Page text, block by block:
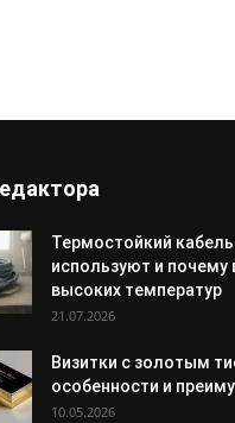
Термостойкий
используют и
высоких температур
21.07.2026
Визитки с золотым
особенности и
10.05.2026